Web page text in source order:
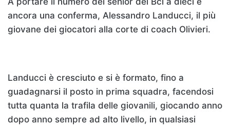
ancora una conferma, Alessandro Landucci, il più
giovane dei giocatori alla corte di coach Olivieri.
Landucci è cresciuto e si è formato, fino a
guadagnarsi il posto in prima squadra, facendosi
tutta quanta la trafila delle giovanili, giocando anno
dopo anno sempre ad alto livello, in qualsiasi